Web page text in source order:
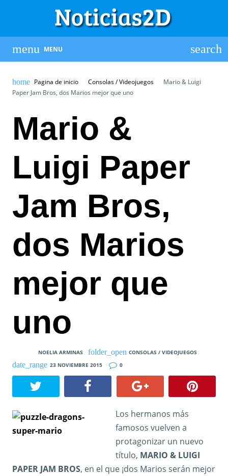
MENU
Pagina de inicio Consolas / Videojuegos
Mario & Luigi
Paper Jam Bros, dos Marios mejor que uno
Mario &
Luigi Paper
Jam Bros,
dos Marios
mejor que
uno
NOELIA ARMINAS
CONSOLAS / VIDEOJUEGOS
23 NOVIEMBRE 2015
0
Los hermanos más
famosos vuelven a
protagonizar un nuevo
título, MARIO & LUIGI
PAPER JAM BROS, en el que ¡dos Marios serán mejor